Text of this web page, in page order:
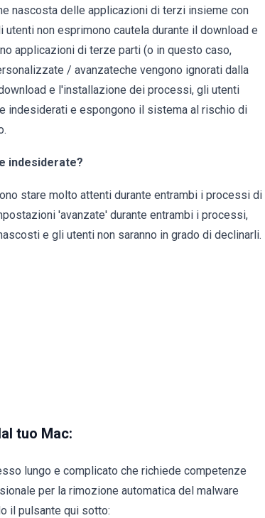
nascosta delle applicazioni di terzi insieme con
non esprimono cautela durante il download e
applicazioni di terze parti (o in questo caso,
/ avanzateche vengono ignorati dalla
e l'installazione dei processi, gli utenti
indesiderati e espongono il sistema al rischio di
indesiderate?
stare molto attenti durante entrambi i processi di
'avanzate' durante entrambi i processi,
e gli utenti non saranno in grado di declinarli.
tuo Mac:
lungo e complicato che richiede competenze
per la rimozione automatica del malware
il pulsante qui sotto: